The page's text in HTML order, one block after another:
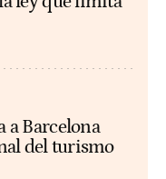
a Barcelona
del turismo